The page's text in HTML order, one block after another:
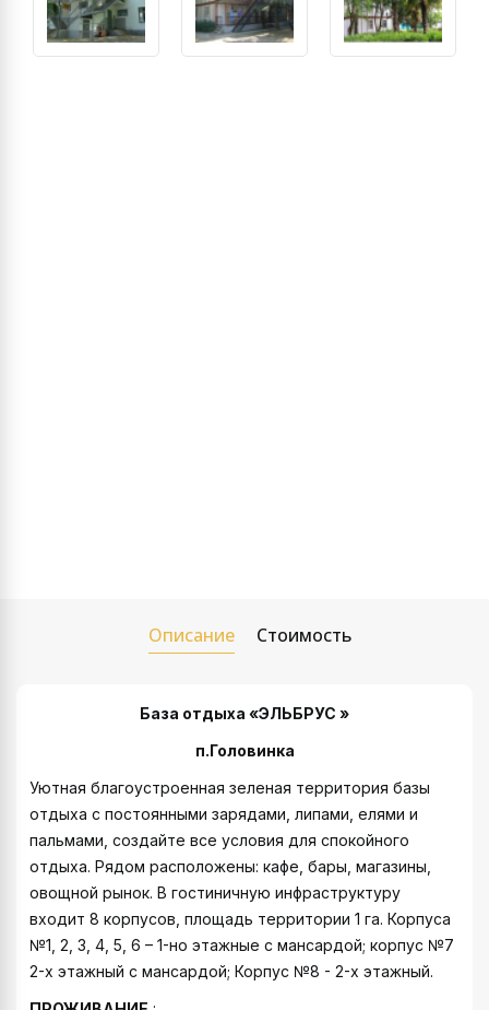
Описание Стоимость
База отдыха «ЭЛЬБРУС »
п.Головинка
Уютная благоустроенная зеленая территория базы
отдыха с постоянными зарядами, липами, елями и
пальмами, создайте все условия для спокойного
отдыха. Рядом расположены: кафе, бары, магазины,
овощной рынок. В гостиничную инфраструктуру
входит 8 корпусов, площадь территории 1 га. Корпуса
№1, 2, 3, 4, 5, 6 – 1-но этажные с мансардой; корпус №7
2-х этажный с мансардой; Корпус №8 - 2-х этажный.